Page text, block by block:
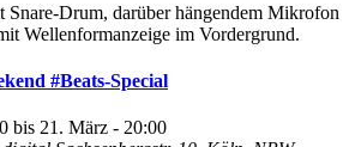
#Beats-Special
bis 21. März - 20:00